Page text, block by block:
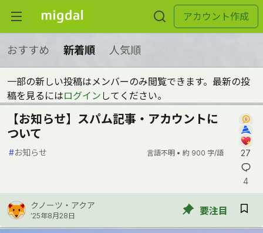
アカウント作成
おすすめ 新着順 人気順
一部の新しい投稿はメンバーのみ閲覧できます。最新の投
稿を見るにはログイン してください。
【お知らせ】スパム記事・アカウントに
ついて
#お知らせ 言語不明 • 約 900 字/語 27
4
クノーツ・アクア
’25年8月28日 要注目